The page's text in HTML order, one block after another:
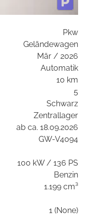
Pkw
Geländewagen
Mär / 2026
Automatik
10 km
5
Schwarz
Zentrallager
ab ca. 18.09.2026
GW-V4094
100 kW / 136 PS
Benzin
1.199 cm³
1 (None)